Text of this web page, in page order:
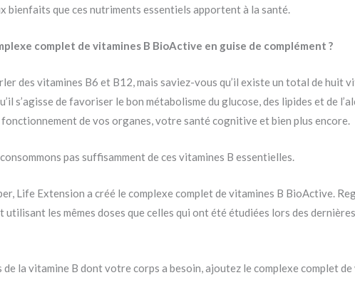
bienfaits que ces nutriments essentiels apportent à la santé.
complet de vitamines B BioActive en guise de complément ?
des vitamines B6 et B12, mais saviez-vous qu’il existe un total de huit
s’agisse de favoriser le bon métabolisme du glucose, des lipides et de
fonctionnement de vos organes, votre santé cognitive et bien plus encore.
pas suffisamment de ces vitamines B essentielles.
Life Extension a créé le complexe complet de vitamines B BioActive.
les mêmes doses que celles qui ont été étudiées lors des
la vitamine B dont votre corps a besoin, ajoutez le complexe complet